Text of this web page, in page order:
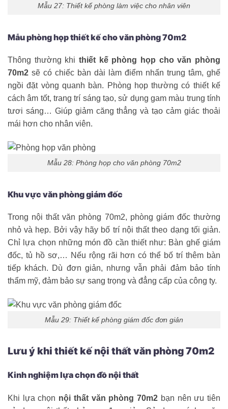
Mẫu 27: Thiết kế phòng làm việc cho nhân viên
Mẫu phòng họp thiết kế cho văn phòng 70m2
Thông thường khi thiết kế phòng họp cho văn phòng
70m2 sẽ có chiếc bàn dài làm điểm nhấn trung tâm, ghế
ngồi đặt vòng quanh bàn. Phòng họp thường có thiết kế
cách âm tốt, trang trí sáng tạo, sử dụng gam màu trung tính
tươi sáng… Giúp giảm căng thẳng và tạo cảm giác thoải
mái hơn cho nhân viên.
Mẫu 28: Phòng họp cho văn phòng 70m2
Khu vực văn phòng giám đốc
Trong nội thất văn phòng 70m2, phòng giám đốc thường
nhỏ và hẹp. Bởi vậy hãy bố trí nội thất theo dạng tối giản.
Chỉ lựa chọn những món đồ cần thiết như: Bàn ghế giám
đốc, tủ hồ sơ,… Nếu rộng rãi hơn có thể bố trí thêm bàn
tiếp khách. Dù đơn giản, nhưng vẫn phải đảm bảo tính
thẩm mỹ, đảm bảo sự sang trọng và đẳng cấp của công ty.
Mẫu 29: Thiết kế phòng giám đốc đơn giản
Lưu ý khi thiết kế nội thất văn phòng 70m2
Kinh nghiệm lựa chọn đồ nội thất
Khi lựa chọn nội thất văn phòng 70m2 bạn nên ưu tiên